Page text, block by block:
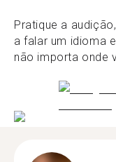
Pratique a
a falar um idioma
não importa onde